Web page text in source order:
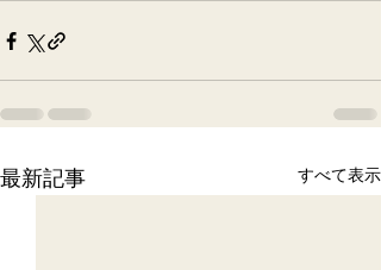
最新記事 すべて表示